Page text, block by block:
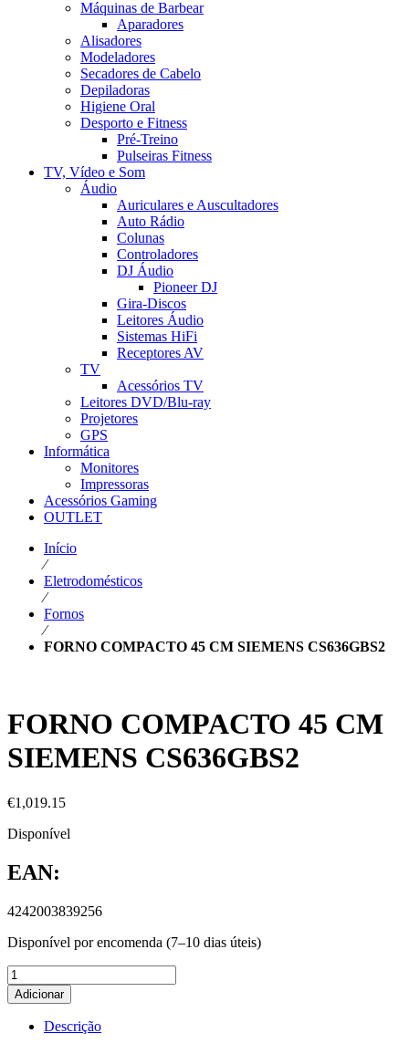
Máquinas de Barbear
Aparadores
Alisadores
Modeladores
Secadores de Cabelo
Depiladoras
Higiene Oral
Desporto e Fitness
Pré-Treino
Pulseiras Fitness
TV, Vídeo e Som
Áudio
Auriculares e Auscultadores
Auto Rádio
Colunas
Controladores
DJ Áudio
Pioneer DJ
Gira-Discos
Leitores Áudio
Sistemas HiFi
Receptores AV
TV
Acessórios TV
Leitores DVD/Blu-ray
Projetores
GPS
Informática
Monitores
Impressoras
Acessórios Gaming
OUTLET
Início
⁄
Eletrodomésticos
⁄
Fornos
⁄
FORNO COMPACTO 45 CM SIEMENS CS636GBS2
FORNO COMPACTO 45 CM
SIEMENS CS636GBS2
€1,019.15
Disponível
EAN:
4242003839256
Disponível por encomenda (7–10 dias úteis)
Adicionar
Descrição